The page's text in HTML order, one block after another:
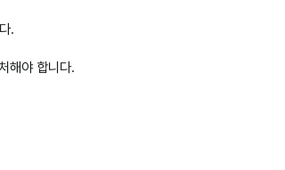
.
해야 합니다.